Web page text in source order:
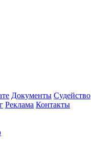
Документы Судейство
Реклама Контакты